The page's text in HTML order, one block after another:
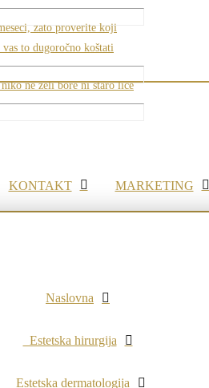
zato proverite koji
to dugoročno koštati
ne želi bore ni staro lice
KONTAKT MARKETING
Naslovna
Estetska hirurgija
Estetska dermatologija